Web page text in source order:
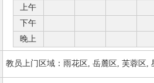
上午
下午
晚上
教员上门区域：雨花区, 岳麓区, 芙蓉区,